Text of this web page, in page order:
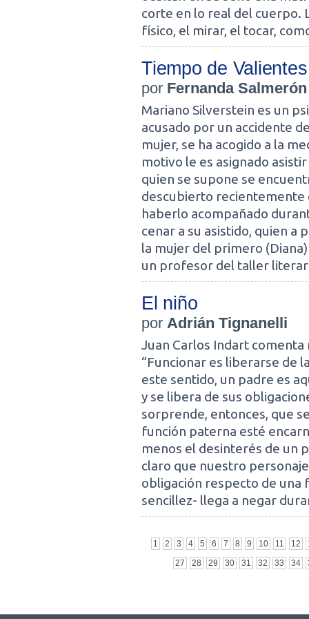
corte en lo real del cuerpo.
físico, el mirar, el tocar,
Tiempo de Valientes
por Fernanda Salmerón
Mariano Silverstein es un
acusado por un accidente
mujer, se ha acogido a la
motivo le es asignado
quien se supone se
descubierto recientemente
haberlo acompañado
cenar a su asistido, quien a
la mujer del primero
un profesor del taller
El niño
por Adrián Tignanelli
Juan Carlos Indart
“Funcionar es liberarse de
este sentido, un padre es
y se libera de sus
sorprende, entonces, que
función paterna esté
menos el desinterés de un
claro que nuestro
obligación respecto de una
sencillez- llega a negar
1 2 3 4 5 6 7 8 9 10 11 12
27
28 29 30 31 32 33 34